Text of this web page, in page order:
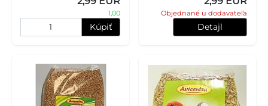
kŕmenie, pričom
1,00
Kúpiť
vtáčikovi správnu dávku
energie, ud
Objednané u dodavateľa
Detajl